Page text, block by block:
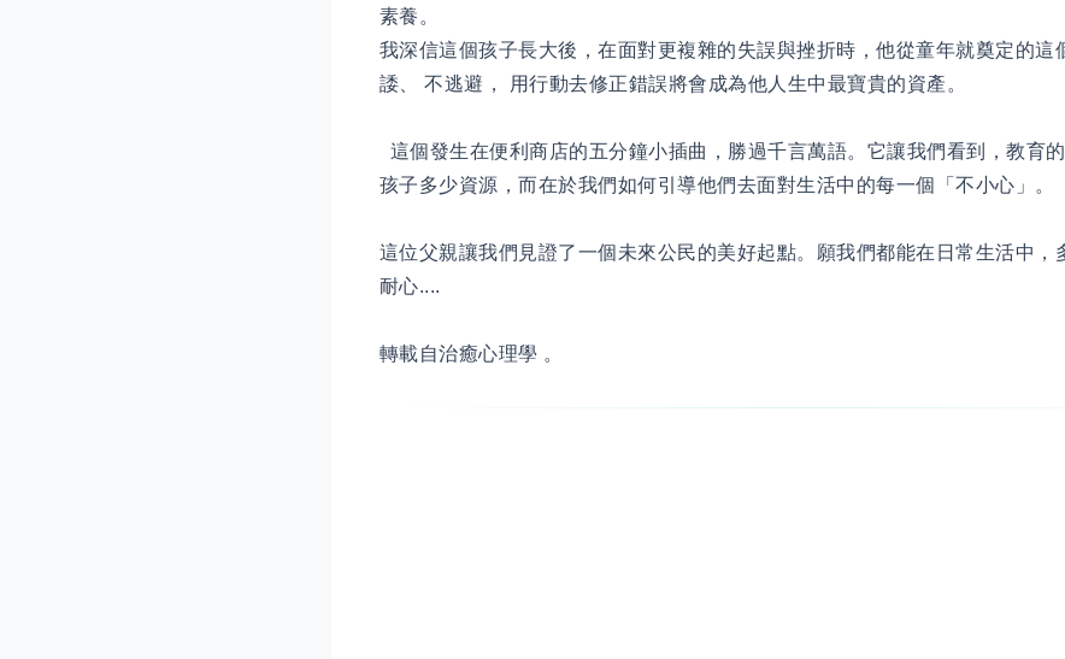
素養。
我深信這個孩子長大後，在面對更複雜的失誤與挫折時，他從童年就奠定的這
諉、 不逃避， 用行動去修正錯誤將會成為他人生中最寶貴的資產。
這個發生在便利商店的五分鐘小插曲，勝過千言萬語。它讓我們看到，教育
孩子多少資源，而在於我們如何引導他們去面對生活中的每一個「不小心」。
這位父親讓我們見證了一個未來公民的美好起點。願我們都能在日常生活中，
耐心....
轉載自治癒心理學 。